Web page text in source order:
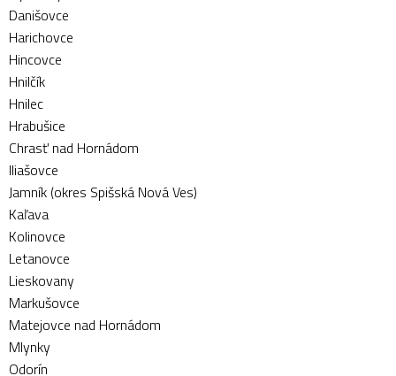
Danišovce
Harichovce
Hincovce
Hnilčík
Hnilec
Hrabušice
Chrasť nad Hornádom
Iliašovce
Jamník (okres Spišská Nová Ves)
Kaľava
Kolinovce
Letanovce
Lieskovany
Markušovce
Matejovce nad Hornádom
Mlynky
Odorín